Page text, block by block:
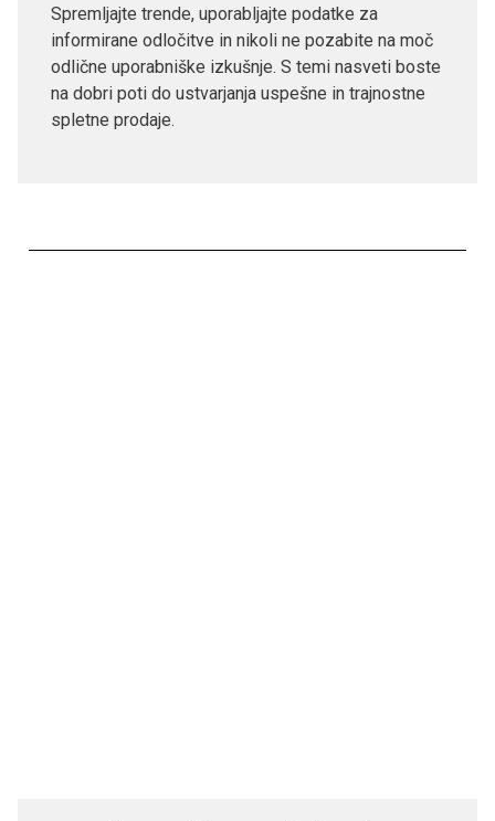
Spremljajte trende, uporabljajte podatke za
informirane odločitve in nikoli ne pozabite na moč
odlične uporabniške izkušnje. S temi nasveti boste
na dobri poti do ustvarjanja uspešne in trajnostne
spletne prodaje.